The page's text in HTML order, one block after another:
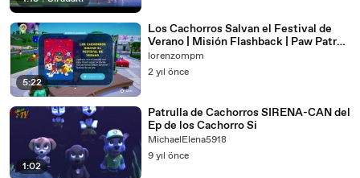
5:22
Los Cachorros Salvan el Festival de
Verano | Misión Flashback | Paw Patrol
World La Patrulla Canina
lorenzompm
2 yıl önce
1:02
Patrulla de Cachorros SIRENA-CAN del
Ep de los Cachorro Si
MichaelElena5918
9 yıl önce